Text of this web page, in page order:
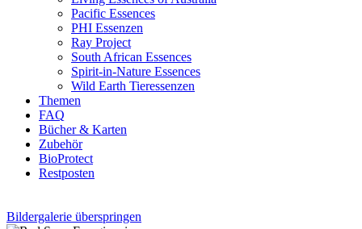
Pacific Essences
PHI Essenzen
Ray Project
South African Essences
Spirit-in-Nature Essences
Wild Earth Tieressenzen
Themen
FAQ
Bücher & Karten
Zubehör
BioProtect
Restposten
Bildergalerie überspringen